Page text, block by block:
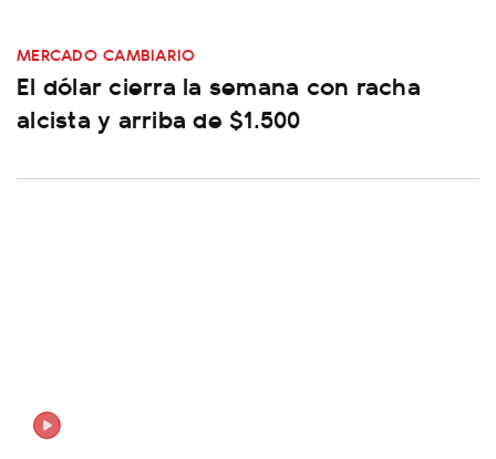
MERCADO CAMBIARIO
El dólar cierra la semana con racha
alcista y arriba de $1.500